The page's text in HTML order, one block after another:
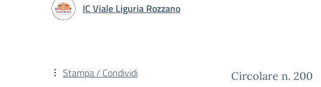
IC Viale Liguria Rozzano
Circolare n. 200
Stampa / Condividi